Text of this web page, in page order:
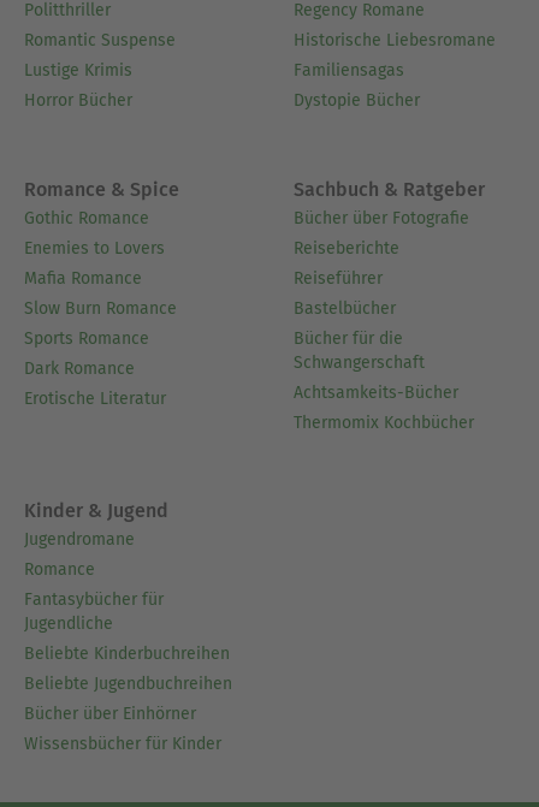
Politthriller
Romantic Suspense
Lustige Krimis
Horror Bücher
Regency Romane
Historische Liebesromane
Familiensagas
Dystopie Bücher
Romance & Spice
Gothic Romance
Enemies to Lovers
Mafia Romance
Slow Burn Romance
Sports Romance
Dark Romance
Erotische Literatur
Sachbuch & Ratgeber
Bücher über Fotografie
Reiseberichte
Reiseführer
Bastelbücher
Bücher für die
Schwangerschaft
Achtsamkeits-Bücher
Thermomix Kochbücher
Kinder & Jugend
Jugendromane
Romance
Fantasybücher für
Jugendliche
Beliebte Kinderbuchreihen
Beliebte Jugendbuchreihen
Bücher über Einhörner
Wissensbücher für Kinder